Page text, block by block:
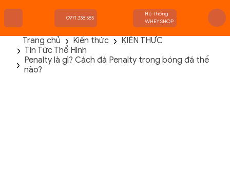
TRANG CHỦ
FLASH SALE
0971.338.585
Hệ thống
WHEYSHOP
Trang chủ Kiến thức
KIẾN THỨC
Tin Tức Thể Hình
Penalty là gì? Cách đá Penalty trong bóng đá thế
nào?